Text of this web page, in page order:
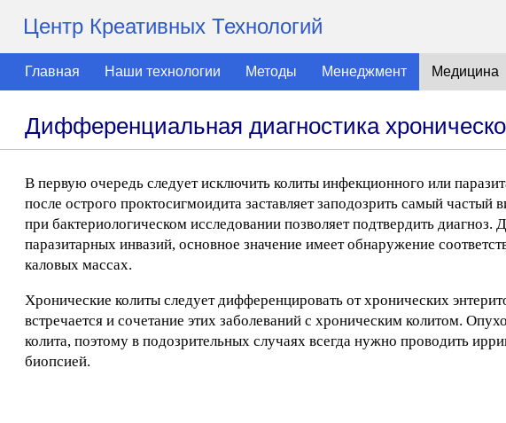
Центр Креативных Технологий
Главная Наши технологии Методы Менеджмент Медицина
Дифференциальная диагностика
В первую очередь следует исключить колиты инфекционного или
после острого проктосигмоидита заставляет заподозрить самый
при бактериологическом исследовании позволяет подтвердить
паразитарных инвазий, основное значение имеет обнаружение
каловых массах.
Хронические колиты следует дифференцировать от хронических
встречается и сочетание этих заболеваний с хроническим колитом.
колита, поэтому в подозрительных случаях всегда нужно проводить
биопсией.